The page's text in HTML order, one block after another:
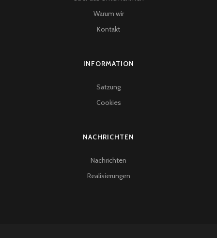
Warum wir
Kontakt
INFORMATION
Satzung
Cookies
NACHRICHTEN
Nachrichten
Realisierungen